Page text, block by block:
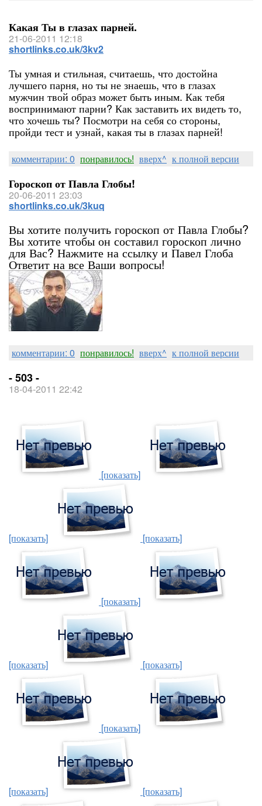
Какая Ты в глазах парней.
21-06-2011 12:18
shortlinks.co.uk/3kv2
Ты умная и стильная, считаешь, что достойна
лучшего парня, но ты не знаешь, что в глазах
мужчин твой образ может быть иным. Как тебя
воспринимают парни? Как заставить их видеть то,
что хочешь ты? Посмотри на себя со стороны,
пройди тест и узнай, какая ты в глазах парней!
комментарии: 0 понравилось! вверх^ к полной версии
Гороскоп от Павла Глобы!
20-06-2011 23:03
shortlinks.co.uk/3kuq
Вы хотите получить гороскоп от Павла Глобы?
Вы хотите чтобы он составил гороскоп лично
для Вас? Нажмите на ссылку и Павел Глоба
Ответит на все Ваши вопросы!
комментарии: 0 понравилось! вверх^ к полной версии
- 503 -
18-04-2011 22:42
[показать]
[показать] [показать]
[показать]
[показать] [показать]
[показать]
[показать] [показать]